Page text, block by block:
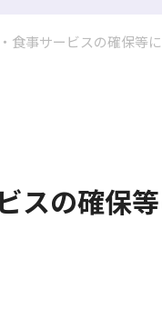
食事サービスの確保等
スの確保